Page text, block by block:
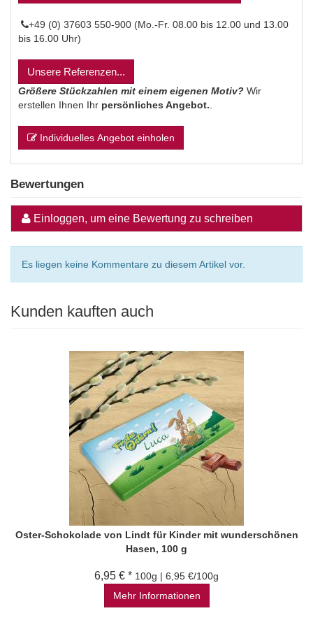
+49 (0) 37603 550-900 (Mo.-Fr. 08.00 bis 12.00 und 13.00
bis 16.00 Uhr)
Unsere Referenzen...
Größere Stückzahlen mit einem eigenen Motiv? Wir
erstellen Ihnen Ihr persönliches Angebot.
Individuelles Angebot einholen
Bewertungen
Einloggen, um eine Bewertung zu schreiben
Es liegen keine Kommentare zu diesem Artikel vor.
Kunden kauften auch
Oster-Schokolade von Lindt für Kinder mit wunderschönen
Hasen, 100 g
6,95 € * 100g | 6,95 €/100g
Mehr Informationen